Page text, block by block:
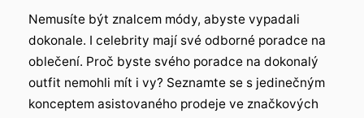
Nemusíte být znalcem módy, abyste vypadali
dokonale. I celebrity mají své odborné poradce na
oblečení. Proč byste svého poradce na dokonalý
outfit nemohli mít i vy? Seznamte se s jedinečným
konceptem asistovaného prodeje ve značkových